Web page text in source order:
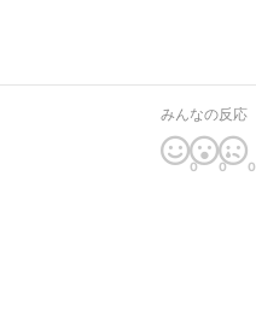
みんなの反応
0 0 0